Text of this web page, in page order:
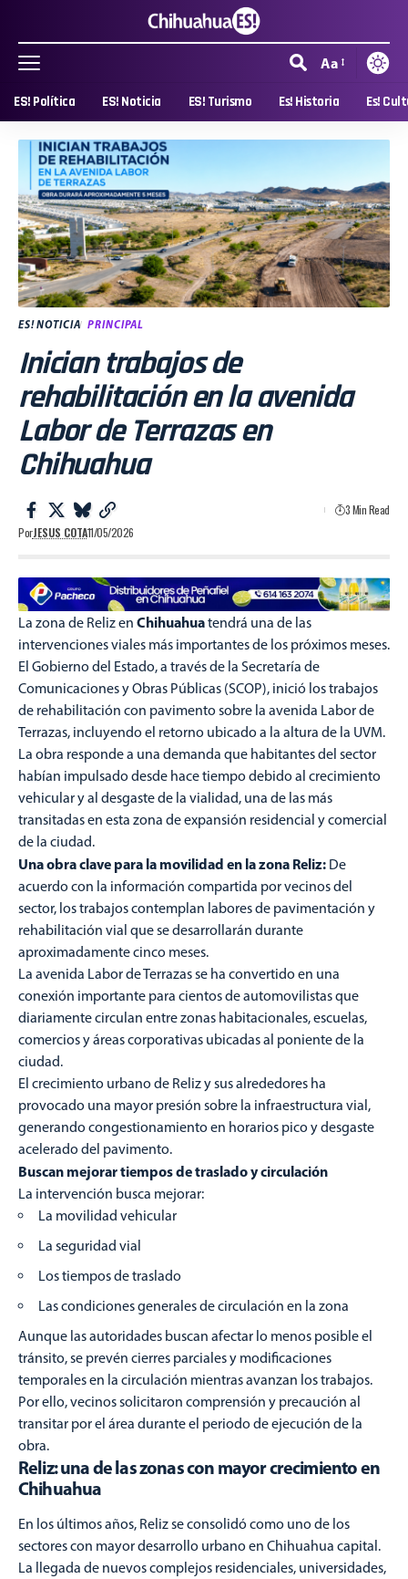
Aa
ES! Política ES! Noticia ES! Turismo Es! Historia Es!
ES! NOTICIA PRINCIPAL
Inician trabajos de
rehabilitación en la avenida
Labor de Terrazas en
Chihuahua
PorJESUS COTA11/05/2026
3 Min Read
La zona de Reliz en Chihuahuatendrá una de las
intervenciones viales más importantes de los próximos meses.
El Gobierno del Estado, a través de la Secretaría de
Comunicaciones y Obras Públicas (SCOP), inició los trabajos
de rehabilitación con pavimento sobre la avenida Labor de
Terrazas, incluyendo el retorno ubicado a la altura de la UVM.
La obra responde a una demanda que habitantes del sector
habían impulsado desde hace tiempo debido al crecimiento
vehicular y al desgaste de la vialidad, una de las más
transitadas en esta zona de expansión residencial y comercial
de la ciudad.
Una obra clave para la movilidad en la zona Reliz: De
acuerdo con la información compartida por vecinos del
sector, los trabajos contemplan labores de pavimentación y
rehabilitación vial que se desarrollarán durante
aproximadamente cinco meses.
La avenida Labor de Terrazas se ha convertido en una
conexión importante para cientos de automovilistas que
diariamente circulan entre zonas habitacionales, escuelas,
comercios y áreas corporativas ubicadas al poniente de la
ciudad.
El crecimiento urbano de Reliz y sus alrededores ha
provocado una mayor presión sobre la infraestructura vial,
generando congestionamiento en horarios pico y desgaste
acelerado del pavimento.
Buscan mejorar tiempos de traslado y circulación
La intervención busca mejorar:
La movilidad vehicular
La seguridad vial
Los tiempos de traslado
Las condiciones generales de circulación en la zona
Aunque las autoridades buscan afectar lo menos posible el
tránsito, se prevén cierres parciales y modificaciones
temporales en la circulación mientras avanzan los trabajos.
Por ello, vecinos solicitaron comprensión y precaución al
transitar por el área durante el periodo de ejecución de la
obra.
Reliz: una de las zonas con mayor crecimiento en
Chihuahua
En los últimos años, Reliz se consolidó como uno de los
sectores con mayor desarrollo urbano en Chihuahua capital.
La llegada de nuevos complejos residenciales, universidades,